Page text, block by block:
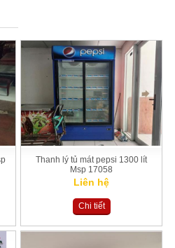
Thanh lý tủ mát pepsi 1300 lít
Msp 17058
Liên hệ
Chi tiết